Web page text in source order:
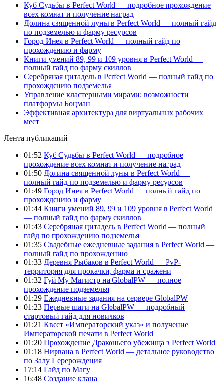
Куб Судьбы в Perfect World — подробное прохождение
всех комнат и получение наград
Долина священной луны в Perfect World — полный гайд
по подземелью и фарму ресурсов
Город Инея в Perfect World — полный гайд по
прохождению и фарму
Книги умений 89, 99 и 109 уровня в Perfect World —
полный гайд по фарму скиллов
Серебряная цитадель в Perfect World — полный гайд по
прохождению подземелья
Управление кластерными мирами: возможности
платформы Боцман
Эффективная архитектура для виртуальных рабочих
мест
Лента публикаций
01:52 Куб Судьбы в Perfect World — подробное
прохождение всех комнат и получение наград
01:50 Долина священной луны в Perfect World —
полный гайд по подземелью и фарму ресурсов
01:49 Город Инея в Perfect World — полный гайд по
прохождению и фарму
01:44 Книги умений 89, 99 и 109 уровня в Perfect World
— полный гайд по фарму скиллов
01:43 Серебряная цитадель в Perfect World — полный
гайд по прохождению подземелья
01:35 Свадебные ежедневные задания в Perfect World —
полный гайд по прохождению
01:33 Деревня Рыбаков в Perfect World — PvP-
территория для прокачки, фарма и сражени
01:32 Гуй Му Магистр на GlobalPW — полное
прохождение подземелья
01:29 Ежедневные задания на сервере GlobalPW
01:23 Первые шаги на GlobalPW — подробный
стартовый гайд для новичков
01:21 Квест «Императорский указ» и получение
Императорской печати в Perfect World
01:20 Прохождение Драконьего убежища в Perfect World
01:18 Нирвана в Perfect World — детальное руководство
по Залу Перерождения
17:14 Гайд по Магу
16:48 Создание клана